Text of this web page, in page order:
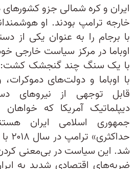
ایران و کره شمالی جزو
خارجه ترامپ بودند. او
با برجام را به عنوان یکی از
اوباما در مرکز سیاست خارجی
با یک سنگ چند گنجشک
با اوباما و دولت‌های
قابل توجهی از نیروهای
دیپلماتیک آمریکا که خواهان
جمهوری اسلامی ایران
شد. این سیاست در بی‌معنی کردن
ضربه‌های اقتصادی شدید به